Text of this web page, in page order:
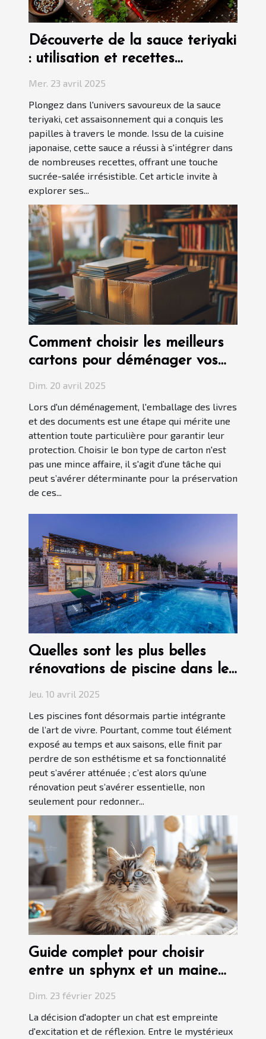
Découverte de la sauce teriyaki
: utilisation et recettes
populaires
Mer. 23 avril 2025
Plongez dans l'univers savoureux de la sauce
teriyaki, cet assaisonnement qui a conquis les
papilles à travers le monde. Issu de la cuisine
japonaise, cette sauce a réussi à s'intégrer dans
de nombreuses recettes, offrant une touche
sucrée-salée irrésistible. Cet article invite à
explorer ses...
Comment choisir les meilleurs
cartons pour déménager vos
Dim. 20 avril 2025
Lors d'un déménagement, l'emballage des livres
et des documents est une étape qui mérite une
attention toute particulière pour garantir leur
protection. Choisir le bon type de carton n'est
pas une mince affaire, il s'agit d'une tâche qui
peut s’avérer déterminante pour la préservation
de ces...
Quelles sont les plus belles
rénovations de piscine dans le
Jeu. 10 avril 2025
Les piscines font désormais partie intégrante
de l’art de vivre. Pourtant, comme tout élément
exposé au temps et aux saisons, elle finit par
perdre de son esthétisme et sa fonctionnalité
peut s’avérer atténuée ; c’est alors qu’une
rénovation peut s’avérer essentielle, non
seulement pour redonner...
Guide complet pour choisir
entre un sphynx et un maine
Dim. 23 février 2025
La décision d'adopter un chat est empreinte
d'excitation et de réflexion. Entre le mystérieux